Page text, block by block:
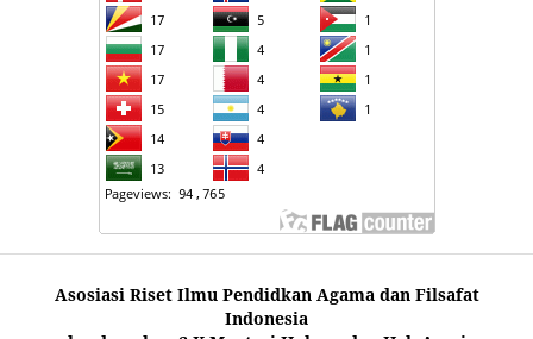
Asosiasi Riset Ilmu Pendidkan Agama dan Filsafat
Indonesia